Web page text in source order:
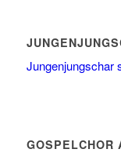
Jungenjungschar
GOSPELCHOR